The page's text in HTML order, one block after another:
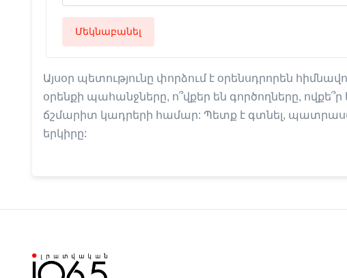
Մեկնաբանել
Այսօր պետությունը փորձում է օրենսդրորեն
օրենքի պահանջները, ո՞վքեր են գործողները,
ճշմարիտ կադրերի համար: Պետք է գտնել,
երկիրը: